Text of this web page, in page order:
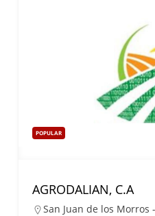
POPULAR
AGRODALIAN, C.A
San Juan de los Morros